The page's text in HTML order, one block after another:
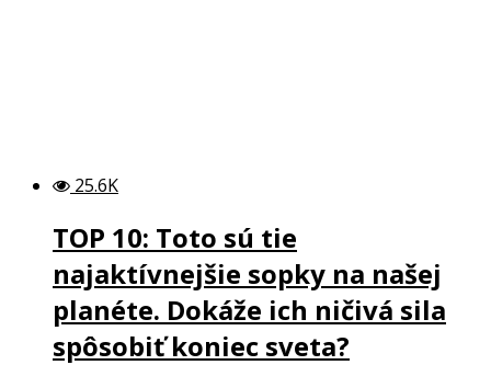
25.6K
TOP 10: Toto sú tie
najaktívnejšie sopky na našej
planéte. Dokáže ich ničivá sila
spôsobiť koniec sveta?